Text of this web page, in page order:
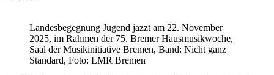
Landesbegegnung Jugend jazzt am 22. November
2025, im Rahmen der 75. Bremer Hausmusikwoche,
Saal der Musikinitiative Bremen, Band: Nicht ganz
Standard, Foto: LMR Bremen